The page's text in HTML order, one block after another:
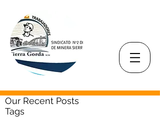
Our Recent Posts
Tags